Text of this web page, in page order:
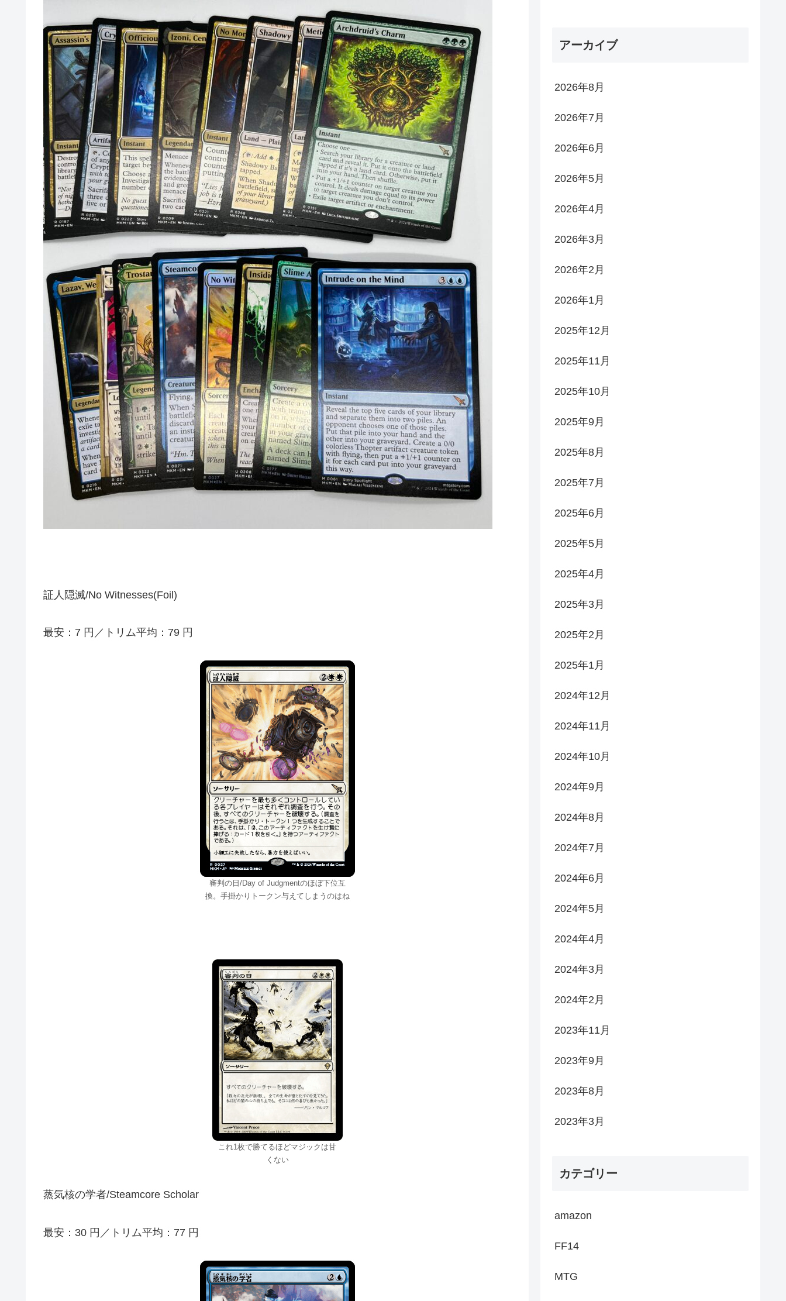
証人隠滅/No Witnesses(Foil)
最安：7 円／トリム平均：79 円
審判の日/Day of Judgmentのほぼ下位互
換。手掛かりトークン与えてしまうのはね
これ1枚で勝てるほどマジックは甘
くない
蒸気核の学者/Steamcore Scholar
最安：30 円／トリム平均：77 円
アーカイブ
2026年8月
2026年7月
2026年6月
2026年5月
2026年4月
2026年3月
2026年2月
2026年1月
2025年12月
2025年11月
2025年10月
2025年9月
2025年8月
2025年7月
2025年6月
2025年5月
2025年4月
2025年3月
2025年2月
2025年1月
2024年12月
2024年11月
2024年10月
2024年9月
2024年8月
2024年7月
2024年6月
2024年5月
2024年4月
2024年3月
2024年2月
2023年11月
2023年9月
2023年8月
2023年3月
カテゴリー
amazon
FF14
MTG